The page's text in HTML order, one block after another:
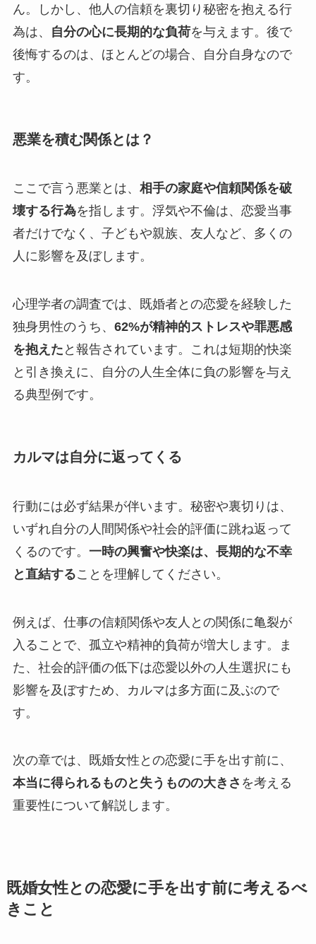
ん。しかし、他人の信頼を裏切り秘密を抱える行
為は、
自分の心に長期的な負荷を与えます。後で
後悔するのは、ほとんどの場合、自分自身なので
す。
悪業を積む関係とは？
ここで言う悪業とは、 相手の家庭や信頼関係を破
壊する行為を指します。浮気や不倫は、恋愛当事
者だけでなく、子どもや親族、友人など、多くの
人に影響を及ぼします。
心理学者の調査では、既婚者との恋愛を経験した
独身男性のうち、 62%が精神的ストレスや罪悪感
を抱えた と報告されています。これは短期的快楽
と引き換えに、自分の人生全体に負の影響を与え
る典型例です。
カルマは自分に返ってくる
行動には必ず結果が伴います。秘密や裏切りは、
いずれ自分の人間関係や社会的評価に跳ね返って
くるのです。 一時の興奮や快楽は、長期的な不幸
と直結することを理解してください。
例えば、仕事の信頼関係や友人との関係に亀裂が
入ることで、孤立や精神的負荷が増大します。ま
た、社会的評価の低下は恋愛以外の人生選択にも
影響を及ぼすため、カルマは多方面に及ぶので
す。
次の章では、既婚女性との恋愛に手を出す前に、
本当に得られるものと失うものの大きさ を考える
重要性について解説します。
既婚女性との恋愛に手を出す前に考えるべ
きこと